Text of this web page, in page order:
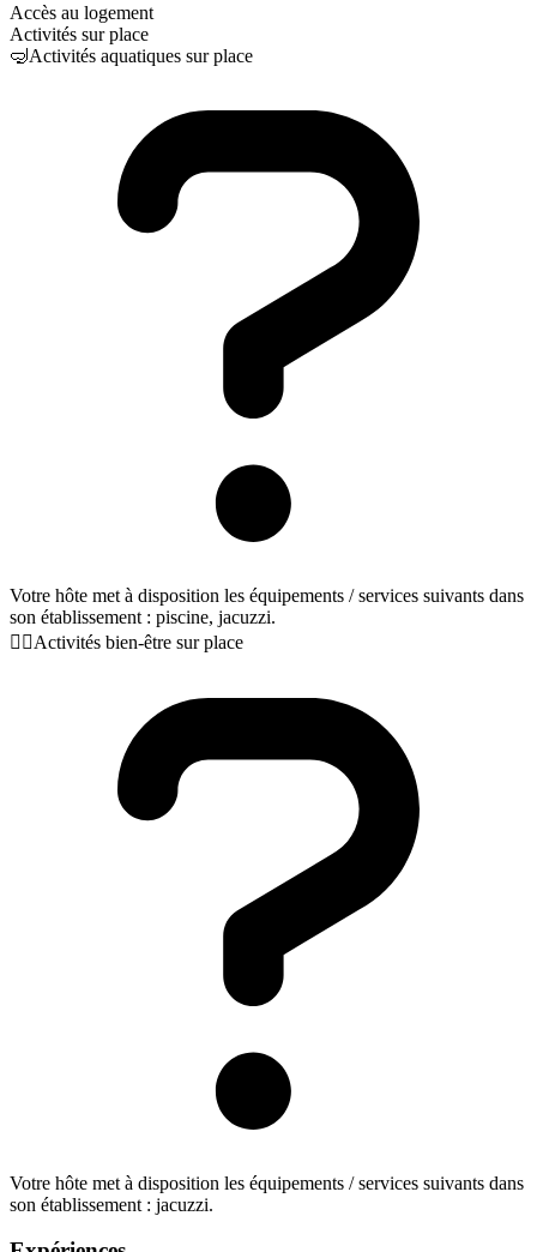
Accès au logement
Activités sur place
🤿Activités aquatiques sur place
Votre hôte met à disposition les équipements / services suivants dans
son établissement : piscine, jacuzzi.
🧖‍♀️Activités bien-être sur place
Votre hôte met à disposition les équipements / services suivants dans
son établissement : jacuzzi.